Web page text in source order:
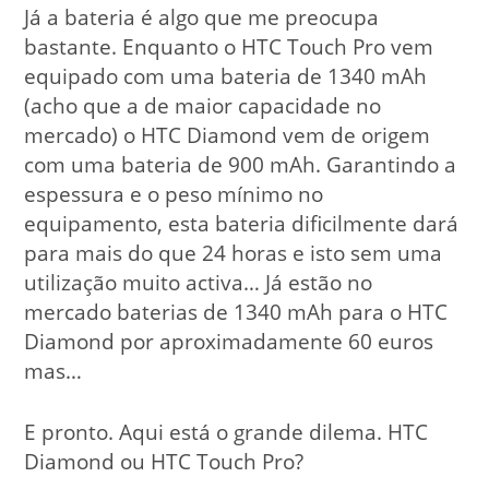
Já a bateria é algo que me preocupa
bastante. Enquanto o HTC Touch Pro vem
equipado com uma bateria de 1340 mAh
(acho que a de maior capacidade no
mercado) o HTC Diamond vem de origem
com uma bateria de 900 mAh. Garantindo a
espessura e o peso mínimo no
equipamento, esta bateria dificilmente dará
para mais do que 24 horas e isto sem uma
utilização muito activa… Já estão no
mercado baterias de 1340 mAh para o HTC
Diamond por aproximadamente 60 euros
mas…
E pronto. Aqui está o grande dilema. HTC
Diamond ou HTC Touch Pro?